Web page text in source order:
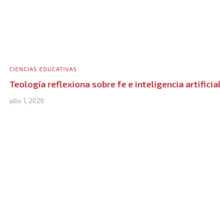
CIENCIAS EDUCATIVAS
Teología reflexiona sobre fe e inteligencia
julio 1, 2026